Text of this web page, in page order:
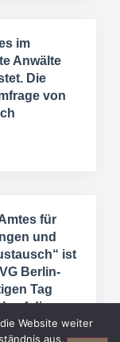
im
Anwälte
Die
von
für
und
ist
Berlin-
Tag
auf die
Website weiter
aus.